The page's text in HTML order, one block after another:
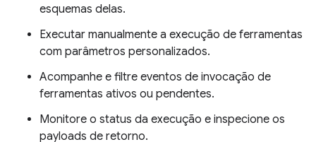
esquemas delas.
Executar manualmente a execução de ferramentas
com parâmetros personalizados.
Acompanhe e filtre eventos de invocação de
ferramentas ativos ou pendentes.
Monitore o status da execução e inspecione os
payloads de retorno.